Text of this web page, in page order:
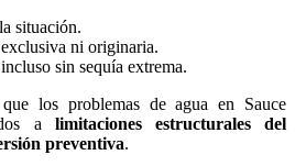
situación.
ni originaria.
sin sequía extrema.
los problemas de agua en Sauce
a limitaciones estructurales del
preventiva.